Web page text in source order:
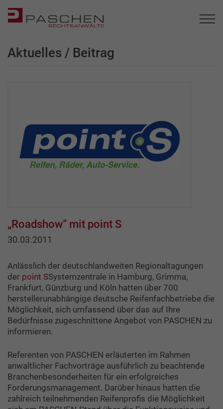
Aktuelles / Beitrag
„Roadshow“ mit point S
30.03.2011
Anlässlich der deutschlandweiten Regionaltagungen
der point SSystemzentrale in Hamburg, Grimma,
Frankfurt, Günzburg und Köln hatten über 700
herstellerunabhängige deutsche Reifenfachbetriebe die
Möglichkeit, sich umfassend über das auf Ihre
Bedürfnisse zugeschnittene Angebot von PASCHEN zu
informieren.
Referenten von PASCHEN erläuterten im Rahmen
anwaltlicher Fachvorträge ausführlich zu beachtende
Branchenbesonderheiten für ein erfolgreiches
Forderungsmanagement. Darüber hinaus hatten die
zahlreich teilnehmenden Reifenprofis die Möglichkeit